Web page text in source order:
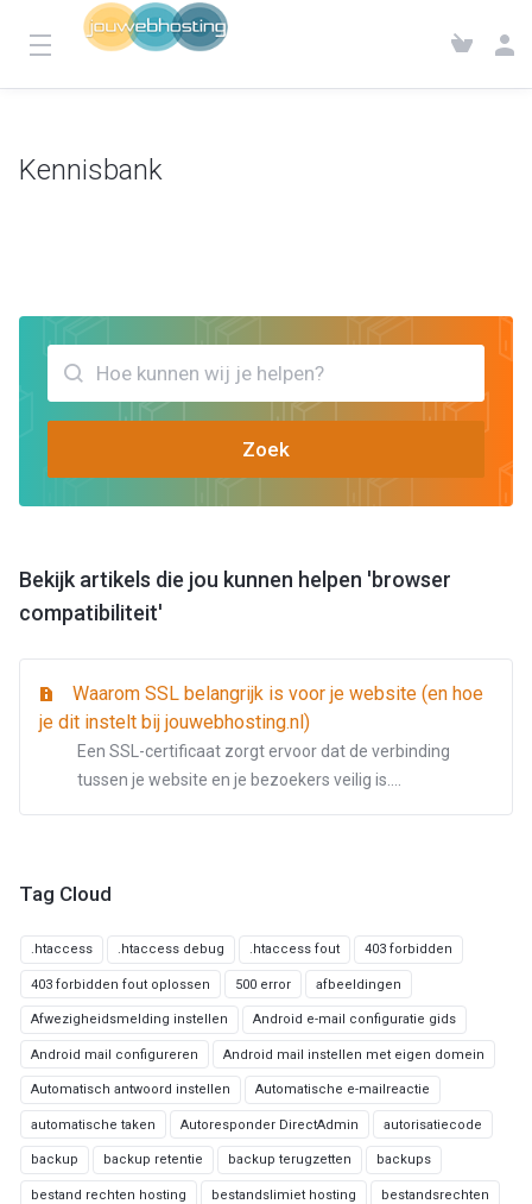
Kennisbank
Zoek
Bekijk artikels die jou kunnen helpen 'browser
compatibiliteit'
Waarom SSL belangrijk is voor je website (en hoe
je dit instelt bij jouwebhosting.nl)
Een SSL-certificaat zorgt ervoor dat de verbinding
tussen je website en je bezoekers veilig is....
Tag Cloud
.htaccess .htaccess debug .htaccess fout 403 forbidden
403 forbidden fout oplossen 500 error afbeeldingen
Afwezigheidsmelding instellen Android e-mail configuratie gids
Android mail configureren Android mail instellen met eigen domein
Automatisch antwoord instellen Automatische e-mailreactie
automatische taken Autoresponder DirectAdmin autorisatiecode
backup backup retentie backup terugzetten backups
bestand rechten hosting bestandslimiet hosting bestandsrechten